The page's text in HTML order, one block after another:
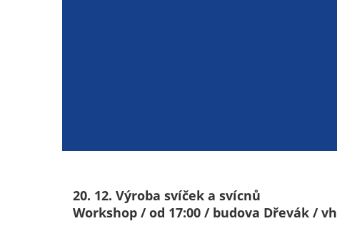
20. 12. Výroba svíček a svícnů
Workshop / od 17:00 / budova Dřevák /